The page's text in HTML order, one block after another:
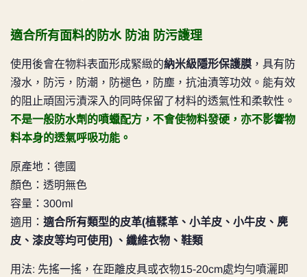
適合所有面料的防水 防油 防污護理
使用後會在物料表面形成緊緻的納米級隱形保護膜 ，具有防
潑水，防污，防潮，防褪色，防塵，抗油漬等功效。能有效
的阻止頑固污漬深入的同時保留了材料的透氣性和柔軟性。
不是一般防水劑的噴蠟配方，不會使物料發硬，亦不影響物
料本身的透氣呼吸功能。
原產地：德國
顏色：透明無色
容量：300ml
適用： 適合所有類型的皮革(植鞣革、小羊皮、小牛皮、麂
皮、漆皮等均可使用) 、纖維衣物、鞋類
用法: 先搖一搖，在距離皮具或衣物15-20cm處均勻噴灑即